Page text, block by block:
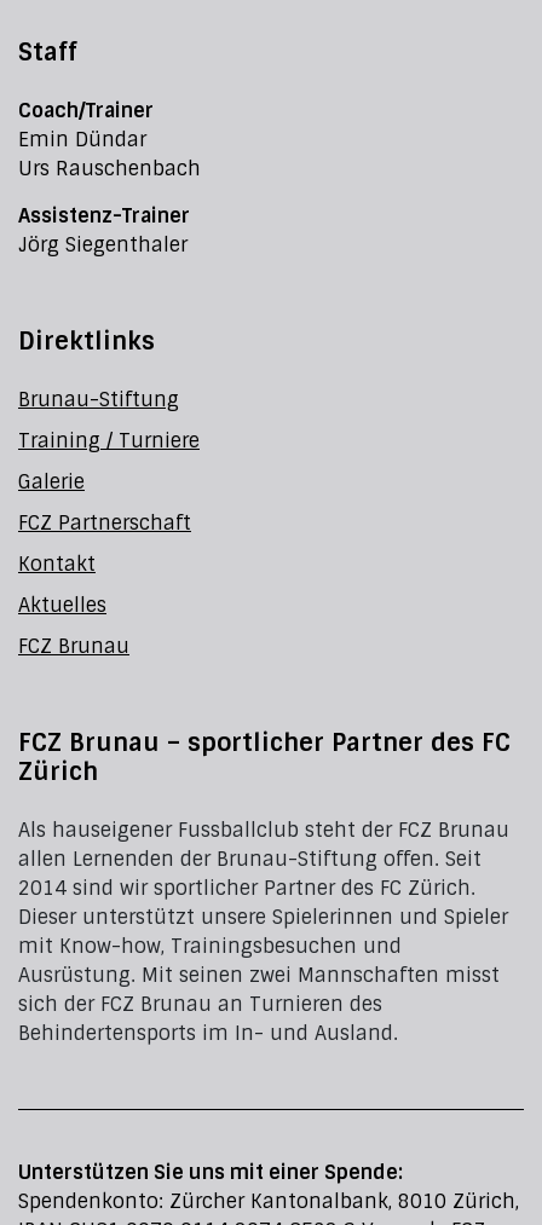
Staff
Coach/Trainer
Emin Dündar
Urs Rauschenbach
Assistenz-Trainer
Jörg Siegenthaler
Direktlinks
Brunau-Stiftung
Training / Turniere
Galerie
FCZ Partnerschaft
Kontakt
Aktuelles
FCZ Brunau
FCZ Brunau – sportlicher Partner des FC
Zürich
Als hauseigener Fussballclub steht der FCZ Brunau
allen Lernenden der Brunau-Stiftung offen. Seit
2014 sind wir sportlicher Partner des FC Zürich.
Dieser unterstützt unsere Spielerinnen und Spieler
mit Know-how, Trainingsbesuchen und
Ausrüstung. Mit seinen zwei Mannschaften misst
sich der FCZ Brunau an Turnieren des
Behindertensports im In- und Ausland.
Unterstützen Sie uns mit einer Spende:
Spendenkonto: Zürcher Kantonalbank, 8010 Zürich,